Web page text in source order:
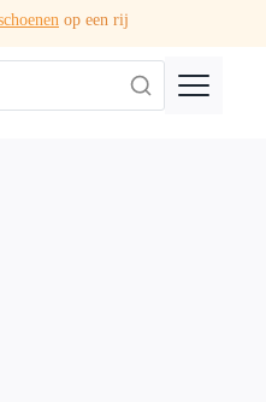
op een rij